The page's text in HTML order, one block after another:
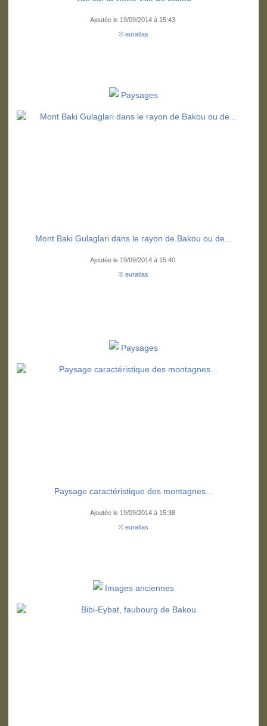
Ajoutée le 19/09/2014 à 15:43
© euratlas
Paysages
Mont Baki Gulaglari dans le rayon de Bakou ou de...
Ajoutée le 19/09/2014 à 15:40
© euratlas
Paysages
Paysage caractéristique des montagnes...
Ajoutée le 19/09/2014 à 15:38
© euratlas
Images anciennes